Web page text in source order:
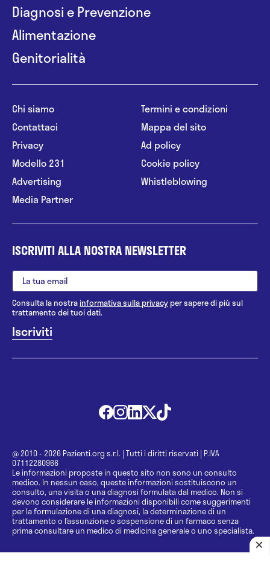
Diagnosi e Prevenzione
Alimentazione
Genitorialità
Chi siamo
Contattaci
Privacy
Modello 231
Advertising
Media Partner
Termini e condizioni
Mappa del sito
Ad policy
Cookie policy
Whistleblowing
ISCRIVITI ALLA NOSTRA NEWSLETTER
Consulta la nostrainformativa sulla privacy per sapere di più sul
trattamento dei tuoi dati.
@ 2010 - 2026 Pazienti.org s.r.l. | Tutti i diritti riservati | P.IVA
07112280966
Le informazioni proposte in questo sito non sono un consulto
medico. In nessun caso, queste informazioni sostituiscono un
consulto, una visita o una diagnosi formulata dal medico. Non si
devono considerare le informazioni disponibili come suggerimenti
per la formulazione di una diagnosi, la determinazione di un
trattamento o l’assunzione o sospensione di un farmaco senza
prima consultare un medico di medicina generale o uno specialista.